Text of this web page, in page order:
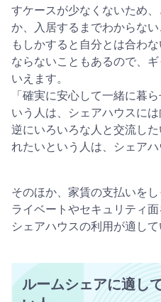
すケースが少なくないため
か、入居するまでわからない
もしかすると自分とは合わ
ならないこともあるので、
いえます。
「確実に安心して一緒に暮
いう人は、シェアハウスには
逆にいろいろな人と交流し
れたいという人は、シェア
そのほか、家賃の支払いを
ライベートやセキュリティ
シェアハウスの利用が適して
ルームシェアに適し